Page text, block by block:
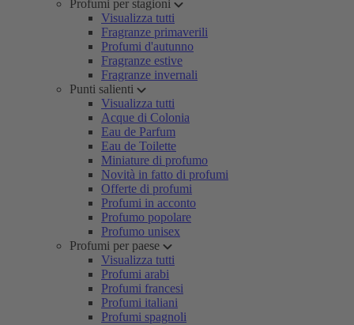
Profumi per stagioni
Visualizza tutti
Fragranze primaverili
Profumi d'autunno
Fragranze estive
Fragranze invernali
Punti salienti
Visualizza tutti
Acque di Colonia
Eau de Parfum
Eau de Toilette
Miniature di profumo
Novità in fatto di profumi
Offerte di profumi
Profumi in acconto
Profumo popolare
Profumo unisex
Profumi per paese
Visualizza tutti
Profumi arabi
Profumi francesi
Profumi italiani
Profumi spagnoli